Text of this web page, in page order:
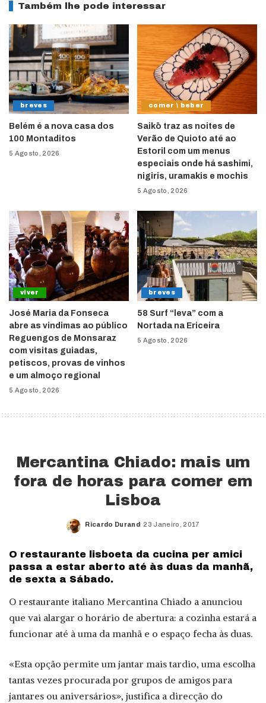
Também lhe pode interessar
breves
Belém é a nova casa dos
100 Montaditos
5 Agosto, 2026
comer \ beber
Saikō traz as noites de
Verão de Quioto até ao
Estoril com um menus
especiais onde há sashimi,
nigiris, uramakis e mochis
5 Agosto, 2026
viver
José Maria da Fonseca
abre as vindimas ao público
Reguengos de Monsaraz
com visitas guiadas,
petiscos, provas de vinhos
e um almoço regional
5 Agosto, 2026
breves
58 Surf “leva” com a
Nortada na Ericeira
5 Agosto, 2026
Mercantina Chiado: mais um
fora de horas para comer em
Lisboa
Posted
Ricardo Durand 23 Janeiro, 2017
O restaurante lisboeta da cucina per amici
passa a estar aberto até às duas da manhã,
de sexta a Sábado.
O restaurante italiano Mercantina Chiado a anunciou
que vai alargar o horário de abertura: a cozinha estará a
funcionar até à uma da manhã e o espaço fecha às duas.
«Esta opção permite um jantar mais tardio, uma escolha
tantas vezes procurada por grupos de amigos para
jantares ou aniversários», justifica a direcção do